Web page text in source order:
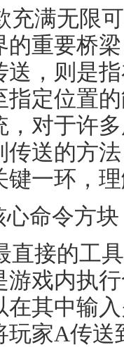
充满无限
的重要桥
送，则是
指定位置
，对于许
传送的方
键一环，
心命令方块
直接的工
游戏内执
其中输
玩家A传